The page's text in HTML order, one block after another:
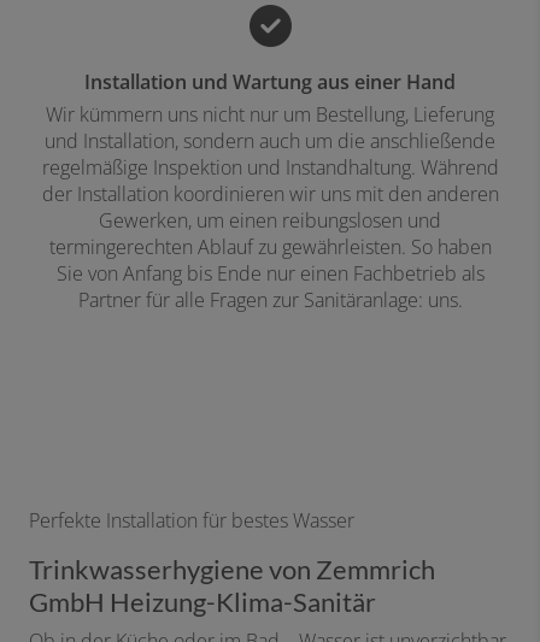
Installation und Wartung aus einer Hand
Wir kümmern uns nicht nur um Bestellung, Lieferung
und Installation, sondern auch um die anschließende
regelmäßige Inspektion und Instandhaltung. Während
der Installation koordinieren wir uns mit den anderen
Gewerken, um einen reibungslosen und
termingerechten Ablauf zu gewährleisten. So haben
Sie von Anfang bis Ende nur einen Fachbetrieb als
Partner für alle Fragen zur Sanitäranlage: uns.
Perfekte Installation für bestes Wasser
Trinkwasserhygiene von Zemmrich
GmbH Heizung-Klima-Sanitär